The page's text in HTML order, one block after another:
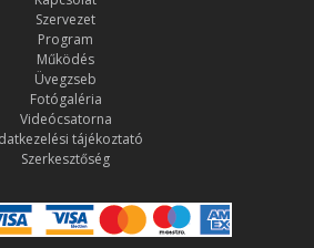
Szervezet
Program
Működés
Üvegzseb
Fotógaléria
Videócsatorna
tájékoztató
Szerkesztőség